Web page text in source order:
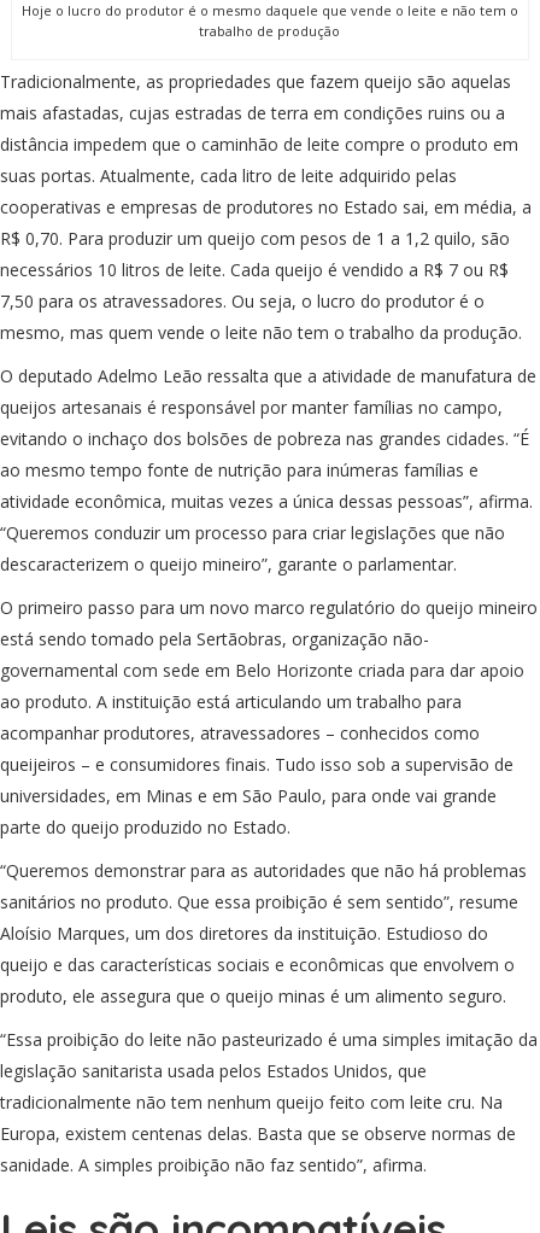
Hoje o lucro do produtor é o mesmo daquele que vende o leite e não tem o
trabalho de produção
Tradicionalmente, as propriedades que fazem queijo são aquelas
mais afastadas, cujas estradas de terra em condições ruins ou a
distância impedem que o caminhão de leite compre o produto em
suas portas. Atualmente, cada litro de leite adquirido pelas
cooperativas e empresas de produtores no Estado sai, em média, a
R$ 0,70. Para produzir um queijo com pesos de 1 a 1,2 quilo, são
necessários 10 litros de leite. Cada queijo é vendido a R$ 7 ou R$
7,50 para os atravessadores. Ou seja, o lucro do produtor é o
mesmo, mas quem vende o leite não tem o trabalho da produção.
O deputado Adelmo Leão ressalta que a atividade de manufatura de
queijos artesanais é responsável por manter famílias no campo,
evitando o inchaço dos bolsões de pobreza nas grandes cidades. “É
ao mesmo tempo fonte de nutrição para inúmeras famílias e
atividade econômica, muitas vezes a única dessas pessoas”, afirma.
“Queremos conduzir um processo para criar legislações que não
descaracterizem o queijo mineiro”, garante o parlamentar.
O primeiro passo para um novo marco regulatório do queijo mineiro
está sendo tomado pela Sertãobras, organização não-
governamental com sede em Belo Horizonte criada para dar apoio
ao produto. A instituição está articulando um trabalho para
acompanhar produtores, atravessadores – conhecidos como
queijeiros – e consumidores finais. Tudo isso sob a supervisão de
universidades, em Minas e em São Paulo, para onde vai grande
parte do queijo produzido no Estado.
“Queremos demonstrar para as autoridades que não há problemas
sanitários no produto. Que essa proibição é sem sentido”, resume
Aloísio Marques, um dos diretores da instituição. Estudioso do
queijo e das características sociais e econômicas que envolvem o
produto, ele assegura que o queijo minas é um alimento seguro.
“Essa proibição do leite não pasteurizado é uma simples imitação da
legislação sanitarista usada pelos Estados Unidos, que
tradicionalmente não tem nenhum queijo feito com leite cru. Na
Europa, existem centenas delas. Basta que se observe normas de
sanidade. A simples proibição não faz sentido”, afirma.